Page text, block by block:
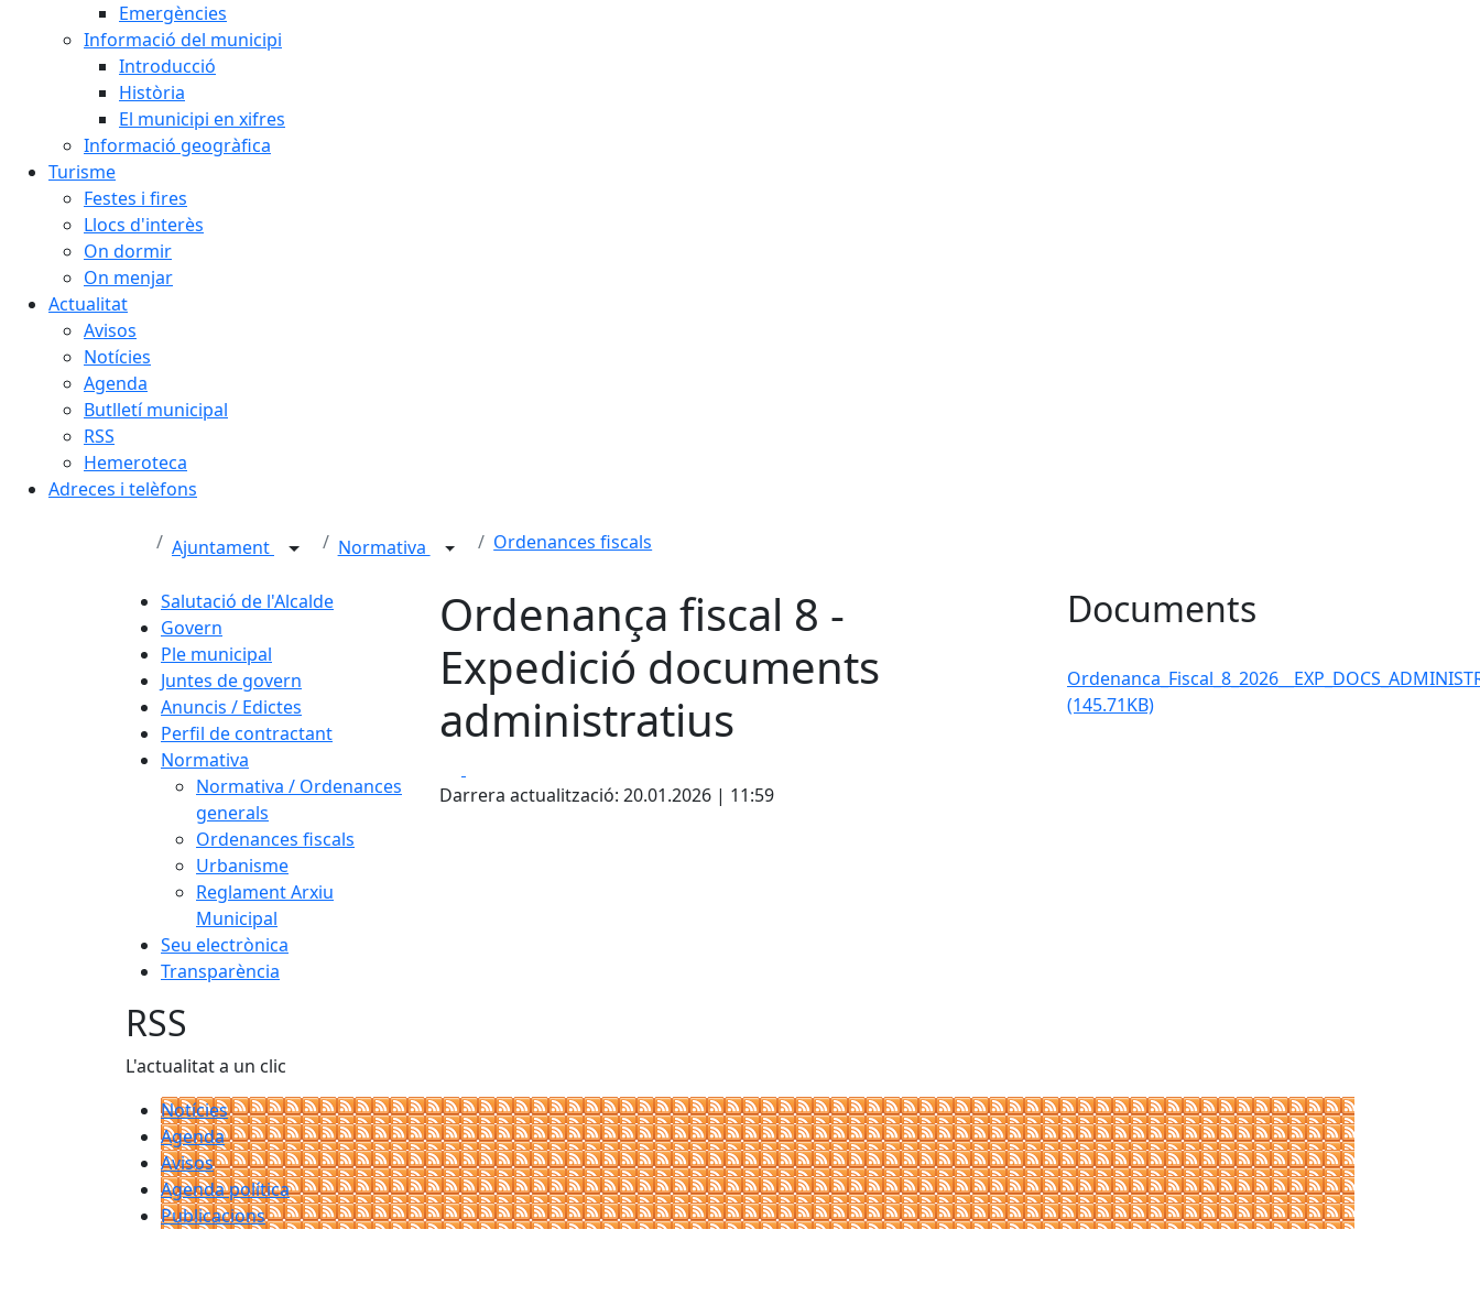
Emergències
Informació del municipi
Introducció
Història
El municipi en xifres
Informació geogràfica
Turisme
Festes i fires
Llocs d'interès
On dormir
On menjar
Actualitat
Avisos
Notícies
Agenda
Butlletí municipal
RSS
Hemeroteca
Adreces i telèfons
Ajuntament Normativa Ordenances fiscals
Salutació de l'Alcalde
Govern
Ple municipal
Juntes de govern
Anuncis / Edictes
Perfil de contractant
Normativa
Normativa / Ordenances
generals
Ordenances fiscals
Urbanisme
Reglament Arxiu
Municipal
Seu electrònica
Transparència
Ordenança fiscal 8 -
Expedició documents
administratius
Darrera actualització: 20.01.2026 | 11:59
Documents
(145.71KB)
RSS
L'actualitat a un clic
Notícies
Agenda
Avisos
Agenda política
Publicacions